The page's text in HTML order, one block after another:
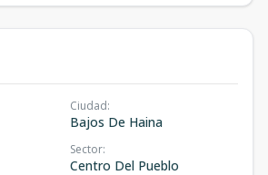
Ciudad:
Bajos De Haina
Sector:
Centro Del Pueblo